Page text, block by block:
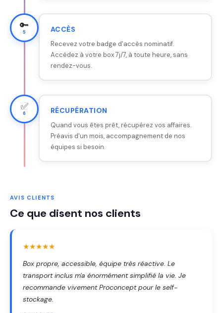
🔑
5 ACCÈS
Recevez votre badge d'accès nominatif.
Accédez à votre box 7j/7, à toute heure, sans
rendez-vous.
✅
6 RÉCUPÉRATION
Quand vous êtes prêt, récupérez vos affaires.
Préavis d'un mois, accompagnement de nos
équipes si besoin.
AVIS CLIENTS
Ce que disent nos clients
★★★★★
Box propre, accessible, équipe très réactive. Le
transport inclus m'a énormément simplifié la vie. Je
recommande vivement Proconcept pour le self-
stockage.